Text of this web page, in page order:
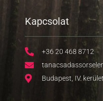
Kapcsolat
+36 20 468 8712
Budapest, IV. kerület